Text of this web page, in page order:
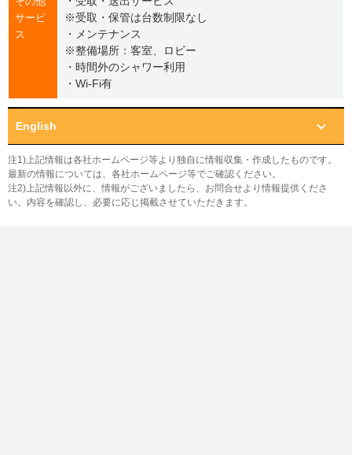
サービ
ス
※受取・保管は台数制限なし
・メンテナンス
※整備場所：客室、ロビー
・時間外のシャワー利用
・Wi-Fi有
English
注1)上記情報は各社ホームページ等より独自に情報収集・作成したものです。
最新の情報については、各社ホームページ等でご確認ください。
注2)上記情報以外に、情報がございましたら、お問合せより情報提供くださ
い。内容を確認し、必要に応じ掲載させていただきます。